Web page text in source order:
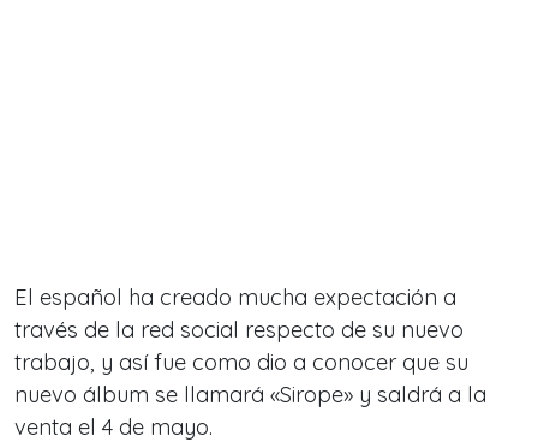
El español ha creado mucha expectación a
través de la red social respecto de su nuevo
trabajo, y así fue como dio a conocer que su
nuevo álbum se llamará «Sirope» y saldrá a la
venta el 4 de mayo.